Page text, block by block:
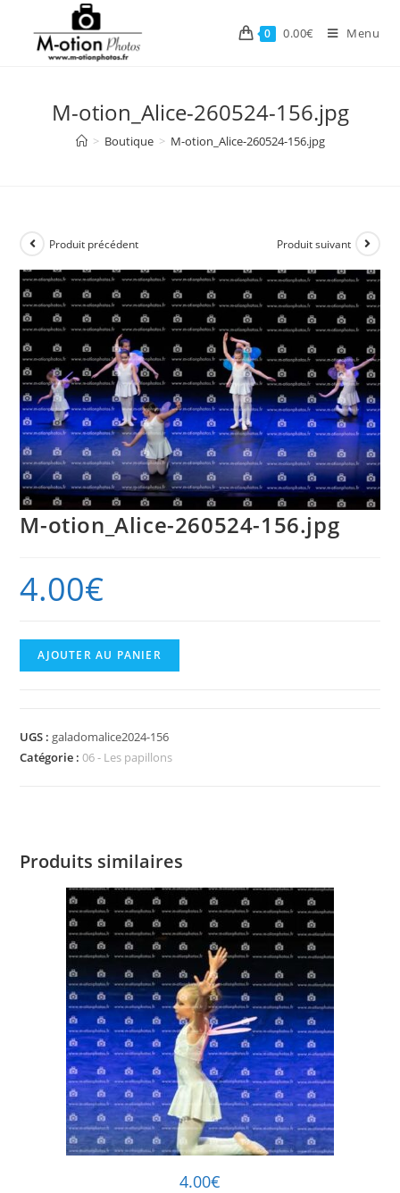
content
0 0.00€ Menu
M-otion_Alice-260524-156.jpg
> Boutique > M-otion_Alice-260524-156.jpg
Produit précédent Produit suivant
M-otion_Alice-260524-156.jpg
4.00€
quantité
de
260524-
156.jpg
AJOUTER AU PANIER
UGS : galadomalice2024-156
Catégorie :06 - Les papillons
Produits similaires
4.00€